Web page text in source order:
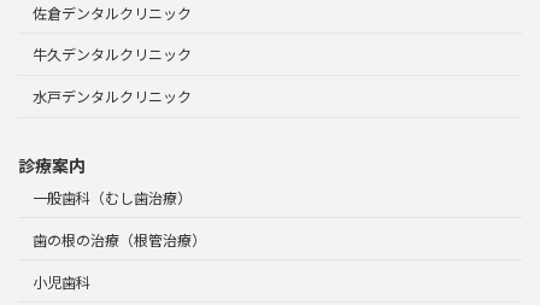
佐倉デンタルクリニック
牛久デンタルクリニック
水戸デンタルクリニック
診療案内
一般歯科（むし歯治療）
歯の根の治療（根管治療）
小児歯科